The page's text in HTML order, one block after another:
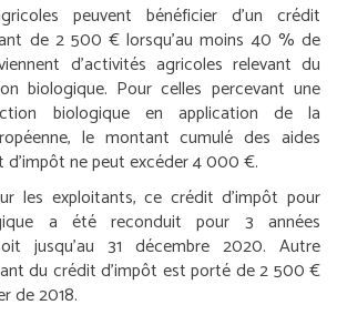
peuvent bénéficier d’un crédit
de 2 500 € lorsqu’au moins 40 % de
d’activités agricoles relevant du
biologique. Pour celles percevant une
biologique en application de la
le montant cumulé des aides
ne peut excéder 4 000 €.
les exploitants, ce crédit d’impôt pour
a été reconduit pour 3 années
jusqu’au 31 décembre 2020. Autre
du crédit d’impôt est porté de 2 500 €
de 2018.